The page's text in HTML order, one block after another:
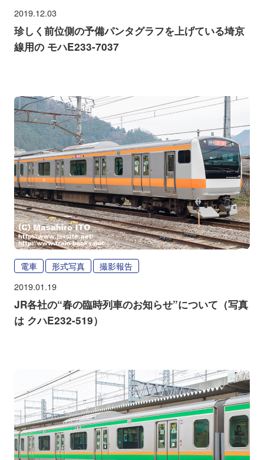
2019.12.03
珍しく前位側の予備パンタグラフを上げている埼京
線用の モハE233-7037
電車 形式写真 撮影報告
2019.01.19
JR各社の“春の臨時列車のお知らせ”について（写真
は クハE232-519）